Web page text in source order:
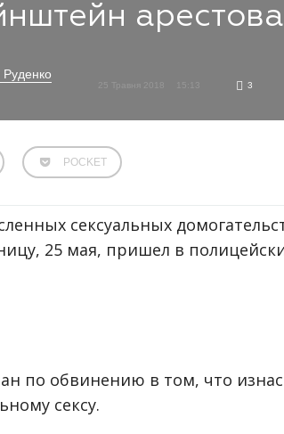
Руденко
3
POCKET
сексуальных
25 мая, пришел в
по обвинению в том, что
сексу.